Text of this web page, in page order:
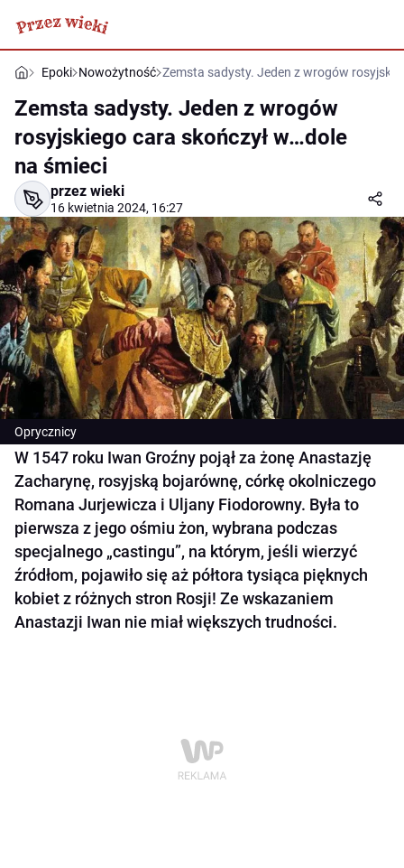
Epoki Nowożytność Zemsta sadysty. Jeden z wrogów
Zemsta sadysty. Jeden z wrogów
rosyjskiego cara skończył w…dole
na śmieci
przez wieki
16 kwietnia 2024, 16:27
Oprycznicy
W 1547 roku Iwan Groźny pojął za żonę Anastazję
Zacharynę, rosyjską bojarównę, córkę okolniczego
Romana Jurjewicza i Uljany Fiodorowny. Była to
pierwsza z jego ośmiu żon, wybrana podczas
specjalnego „castingu”, na którym, jeśli wierzyć
źródłom, pojawiło się aż półtora tysiąca pięknych
kobiet z różnych stron Rosji! Ze wskazaniem
Anastazji Iwan nie miał większych trudności.